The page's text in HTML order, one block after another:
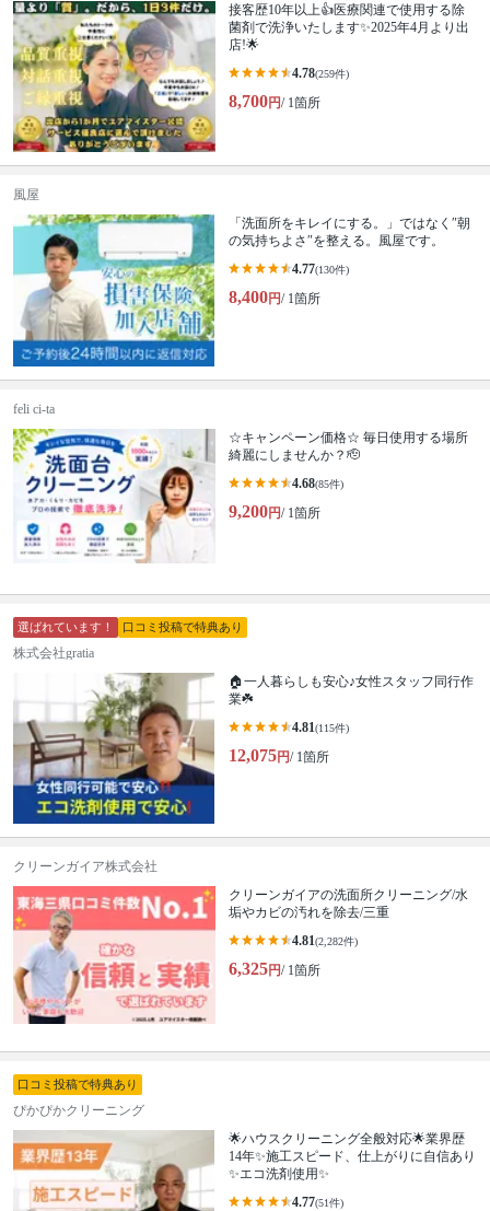
接客歴10年以上👍医療関連で使用する除
菌剤で洗浄いたします✨2025年4月より出
店!🌟
4.78(259件)
8,700円/ 1箇所
風屋
「洗面所をキレイにする。」ではなく″朝
の気持ちよさ″を整える。風屋です。
4.77(130件)
8,400円/ 1箇所
feli ci-ta
☆キャンペーン価格☆ 毎日使用する場所
綺麗にしませんか？🫡
4.68(85件)
9,200円/ 1箇所
選ばれています！ 口コミ投稿で特典あり
株式会社gratia
🏠一人暮らしも安心♪女性スタッフ同行作
業☘️
4.81(115件)
12,075円/ 1箇所
クリーンガイア株式会社
クリーンガイアの洗面所クリーニング/水
垢やカビの汚れを除去/三重
4.81(2,282件)
6,325円/ 1箇所
口コミ投稿で特典あり
ぴかぴかクリーニング
🌟ハウスクリーニング全般対応🌟業界歴
14年✨施工スピード、仕上がりに自信あり
✨エコ洗剤使用✨
4.77(51件)